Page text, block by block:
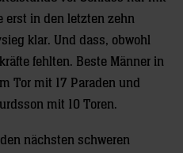
erst in den letzten zehn
klar. Und dass, obwohl
fehlten. Beste Männer in
Tor mit 17 Paraden und
mit 10 Toren.
nächsten schweren